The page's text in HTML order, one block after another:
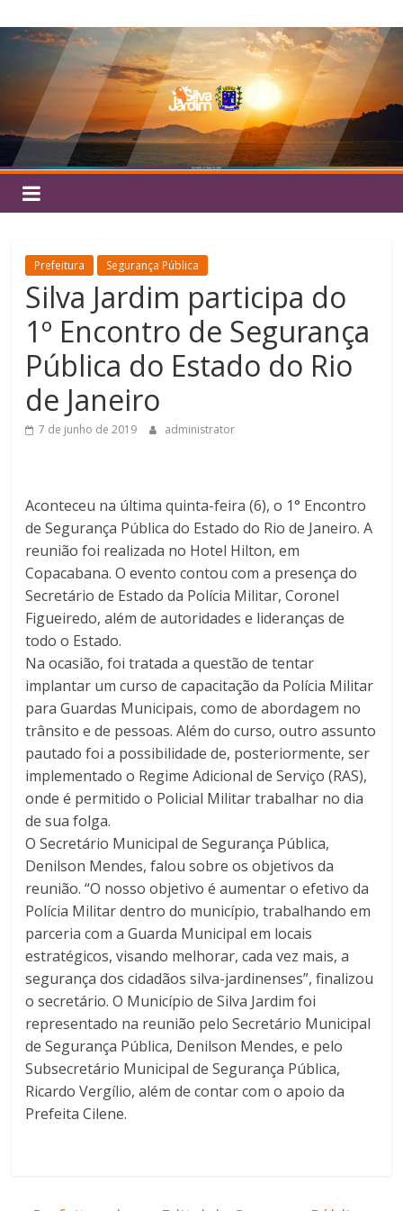
para
conteúdo
Silva
Jardim
Prefeitura Segurança Pública
Silva Jardim participa do
1º Encontro de Segurança
Pública do Estado do Rio
de Janeiro
7 de junho de 2019 administrator
Aconteceu na última quinta-feira (6), o 1° Encontro
de Segurança Pública do Estado do Rio de Janeiro. A
reunião foi realizada no Hotel Hilton, em
Copacabana. O evento contou com a presença do
Secretário de Estado da Polícia Militar, Coronel
Figueiredo, além de autoridades e lideranças de
todo o Estado.
Na ocasião, foi tratada a questão de tentar
implantar um curso de capacitação da Polícia Militar
para Guardas Municipais, como de abordagem no
trânsito e de pessoas. Além do curso, outro assunto
pautado foi a possibilidade de, posteriormente, ser
implementado o Regime Adicional de Serviço (RAS),
onde é permitido o Policial Militar trabalhar no dia
de sua folga.
O Secretário Municipal de Segurança Pública,
Denilson Mendes, falou sobre os objetivos da
reunião. “O nosso objetivo é aumentar o efetivo da
Polícia Militar dentro do município, trabalhando em
parceria com a Guarda Municipal em locais
estratégicos, visando melhorar, cada vez mais, a
segurança dos cidadãos silva-jardinenses”, finalizou
o secretário. O Município de Silva Jardim foi
representado na reunião pelo Secretário Municipal
de Segurança Pública, Denilson Mendes, e pelo
Subsecretário Municipal de Segurança Pública,
Ricardo Vergílio, além de contar com o apoio da
Prefeita Cilene.